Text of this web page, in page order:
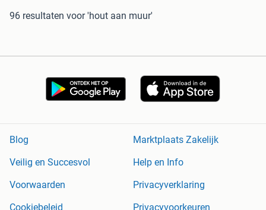
96 resultaten voor 'hout aan muur'
Blog
Marktplaats Zakelijk
Veilig en Succesvol
Help en Info
Voorwaarden
Privacyverklaring
Cookiebeleid
Privacyvoorkeuren